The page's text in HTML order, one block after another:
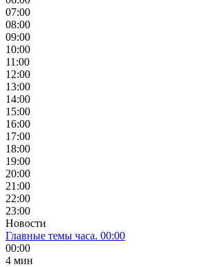
07:00
08:00
09:00
10:00
11:00
12:00
13:00
14:00
15:00
16:00
17:00
18:00
19:00
20:00
21:00
22:00
23:00
Новости
Главные темы часа. 00:00
00:00
4 мин